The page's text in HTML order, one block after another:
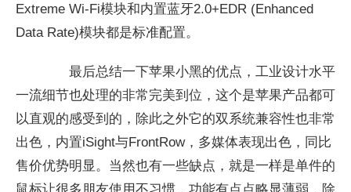
Extreme Wi-Fi模块和内置蓝牙2.0+EDR (Enhanced
Data Rate)模块都是标准配置。
最后总结一下苹果小黑的优点，工业设计水平
一流细节也处理的非常完美到位，这个是苹果产品都可
以直观的感受到的，除此之外它的双系统兼容性也非常
出色，内置iSight与FrontRow，多媒体表现出色，同比
售价优势明显。当然也有一些缺点，就是一样是单件的
鼠标让很多朋友使用不习惯，功能有点点略显薄弱，除